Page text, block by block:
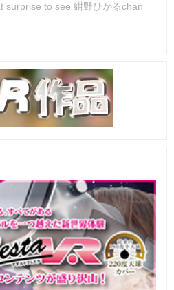
surprise to see 紺野ひかるchan